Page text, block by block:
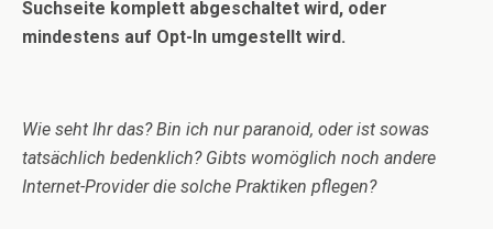
Suchseite komplett abgeschaltet wird, oder
mindestens auf Opt-In umgestellt wird.
Wie seht Ihr das? Bin ich nur paranoid, oder ist sowas
tatsächlich bedenklich? Gibts womöglich noch andere
Internet-Provider die solche Praktiken pflegen?